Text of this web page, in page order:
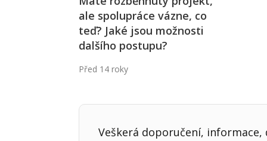
ale spolupráce vázne, co
teď? Jaké jsou možnosti
dalšího postupu?
Před 14 roky
Veškerá doporučení,